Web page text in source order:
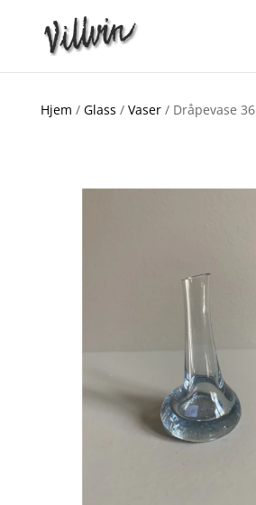
Hjem / Glass / Vaser/ Dråpevase 36